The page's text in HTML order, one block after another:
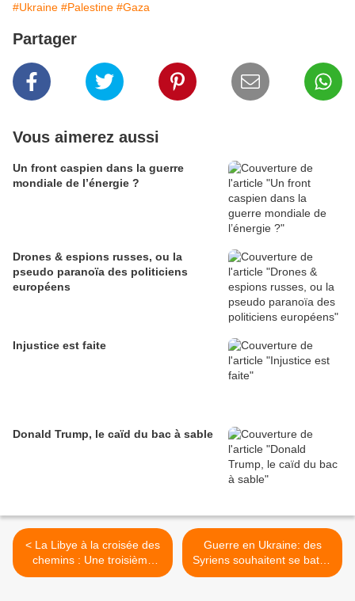
#Ukraine #Palestine #Gaza
Partager
Vous aimerez aussi
Un front caspien dans la guerre
mondiale de l’énergie ?
Drones & espions russes, ou la
pseudo paranoïa des politiciens
européens
Injustice est faite
Donald Trump, le caïd du bac à sable
< La Libye à la croisée des
chemins : Une troisième
scission ou une guerre
Guerre en Ukraine: des
Syriens souhaitent se battre
dans les deux camps